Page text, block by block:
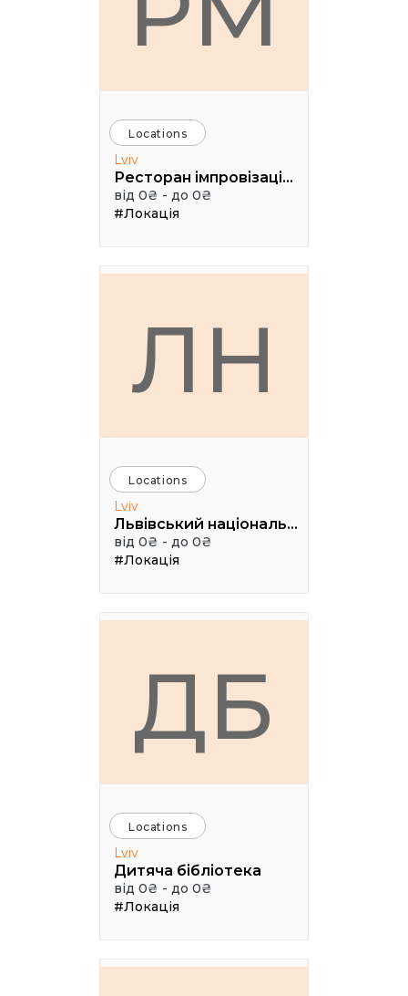
Locations
Lviv
Ресторан імпровізацій Грушевський cinema jazz
від 0₴ - до 0₴
#Локація
ЛН
Locations
Lviv
Львівський національний академічний театр опери та балету імені Соломії Крушельницької
від 0₴ - до 0₴
#Локація
ДБ
Locations
Lviv
Дитяча бібліотека
від 0₴ - до 0₴
#Локація